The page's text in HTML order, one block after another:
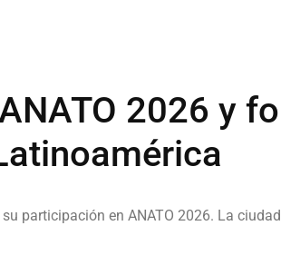
2026 y
participación en ANATO 2026. La